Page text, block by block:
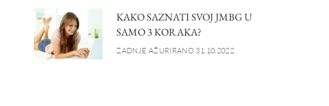
KAKO SAZNATI SVOJ JMBG U
SAMO 3 KORAKA?
ZADNJE AŽURIRANO 31.10.2022.